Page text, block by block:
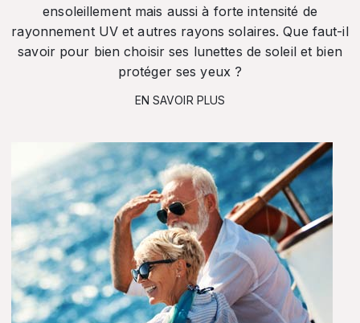
ensoleillement mais aussi à forte intensité de
rayonnement UV et autres rayons solaires. Que faut-il
savoir pour bien choisir ses lunettes de soleil et bien
protéger ses yeux ?
EN SAVOIR PLUS